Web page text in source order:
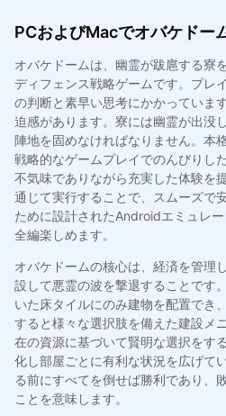
PCおよびMacでオバケドー
オバケドームは、幽霊が跋扈する寮
ディフェンス戦略ゲームです。プレ
の判断と素早い思考にかかっていま
迫感があります。寮には幽霊が出没
陣地を固めなければなりません。本
戦略的なゲームプレイでのんびりし
不気味でありながら充実した体験を
通じて実行することで、スムーズで
ために設計されたAndroidエミュレ
全編楽しめます。
オバケドームの核心は、経済を管理
設して悪霊の波を撃退することです
いた床タイルにのみ建物を配置でき
すると様々な選択肢を備えた建設メ
在の資源に基づいて賢明な選択をす
化し部屋ごとに有利な状況を広げて
る前にすべてを倒せば勝利であり、
ことを意味します。